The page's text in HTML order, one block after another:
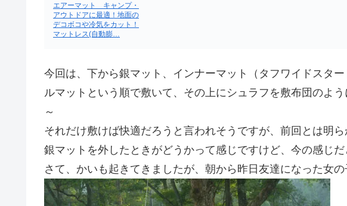
エアーマット キャンプ・
アウトドアに最適！地面の
デコボコや冷気をカット！
マットレス(自動膨…
今回は、下から銀マット、インナーマット（タフワイドスタ
ルマットという順で敷いて、その上にシュラフを敷布団のよ
～
それだけ敷けば快適だろうと言われそうですが、前回とは明ら
銀マットを外したときがどうかって感じですけど、今の感じだ
さて、かいも起きてきましたが、朝から昨日友達になった女の